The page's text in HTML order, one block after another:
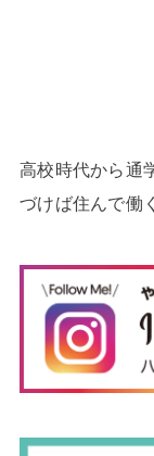
高校時代から通
づけば住んで働